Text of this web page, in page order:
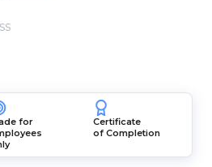
for
Certificate
of Completion